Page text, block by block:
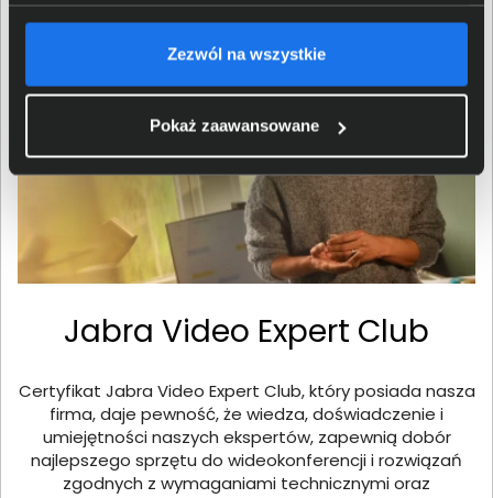
Zezwól na wszystkie
Pokaż zaawansowane
Jabra Video Expert Club
Certyfikat Jabra Video Expert Club, który posiada nasza
firma, daje pewność, że wiedza, doświadczenie i
umiejętności naszych ekspertów, zapewnią dobór
najlepszego sprzętu do wideokonferencji i rozwiązań
zgodnych z wymaganiami technicznymi oraz